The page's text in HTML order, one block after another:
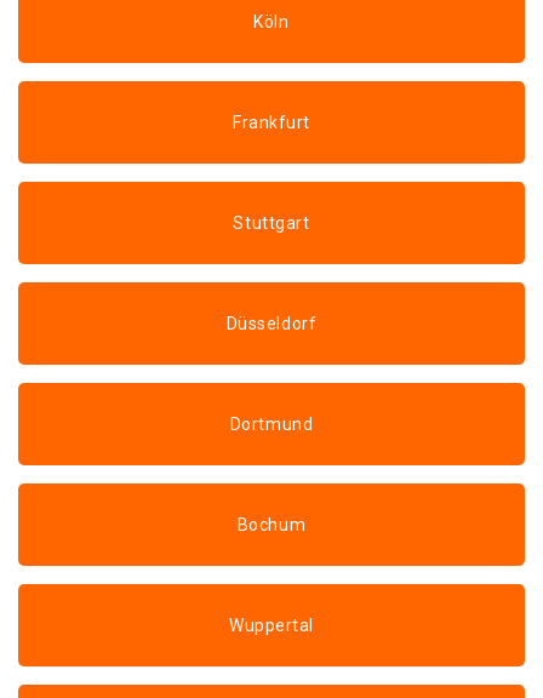
Köln
Frankfurt
Stuttgart
Düsseldorf
Dortmund
Bochum
Wuppertal